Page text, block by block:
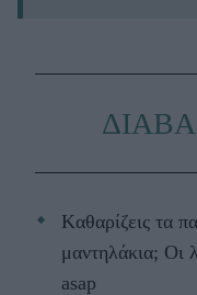
Kαθαρίζεις τα
μαντηλάκια; Οι
asap